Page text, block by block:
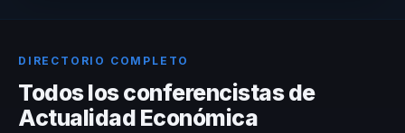
DIRECTORIO COMPLETO
Todos los conferencistas de
Actualidad Económica